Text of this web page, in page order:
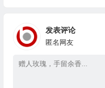
发表评论
匿名网友